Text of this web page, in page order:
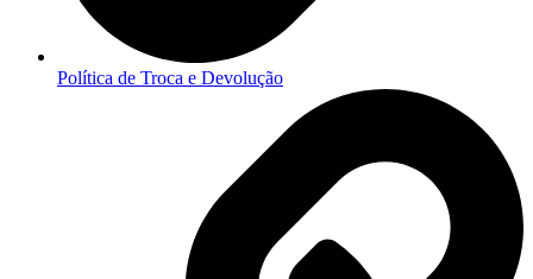
Política de Troca e Devolução